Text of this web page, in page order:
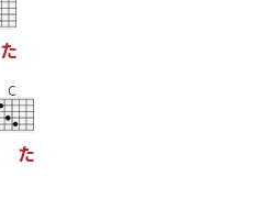
た
C
た